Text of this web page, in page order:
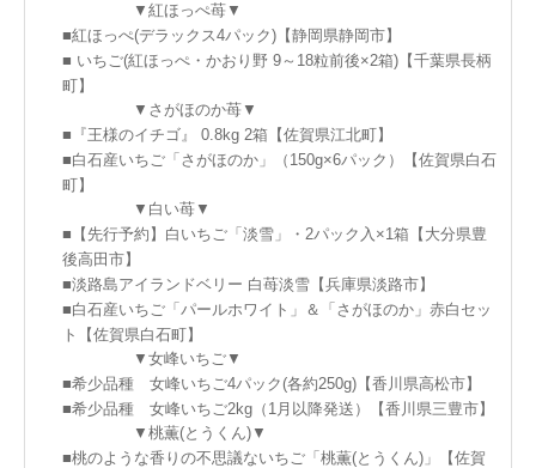
▼紅ほっぺ苺▼
■紅ほっぺ(デラックス4パック)【静岡県静岡市】
■ いちご(紅ほっぺ・かおり野 9～18粒前後×2箱)【千葉県長柄
町】
▼さがほのか苺▼
■『王様のイチゴ』 0.8kg 2箱【佐賀県江北町】
■白石産いちご「さがほのか」（150g×6パック）【佐賀県白石
町】
▼白い苺▼
■【先行予約】白いちご「淡雪」・2パック入×1箱【大分県豊
後高田市】
■淡路島アイランドベリー 白苺淡雪【兵庫県淡路市】
■白石産いちご「パールホワイト」＆「さがほのか」赤白セッ
ト【佐賀県白石町】
▼女峰いちご▼
■希少品種 女峰いちご4パック(各約250g)【香川県高松市】
■希少品種 女峰いちご2kg（1月以降発送）【香川県三豊市】
▼桃薫(とうくん)▼
■桃のような香りの不思議ないちご「桃薫(とうくん)」【佐賀